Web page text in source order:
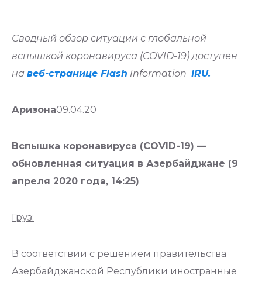
Сводный обзор ситуации с глобальной
вспышкой коронавируса (COVID-19) доступен
на веб-странице Flash Information IRU.
Аризона09.04.20
Вспышка коронавируса (COVID-19) —
обновленная ситуация в Азербайджане (9
апреля 2020 года, 14:25)
Груз:
В соответствии с решением правительства
Азербайджанской Республики иностранные